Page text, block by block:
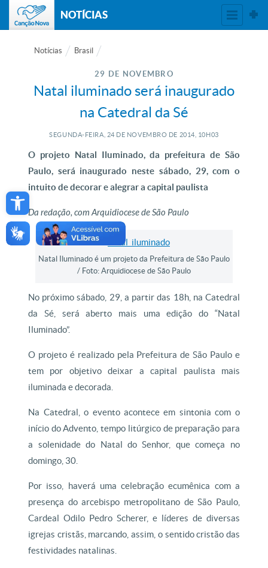
Open toolbar
NOTÍCIAS
Notícias Brasil
29 DE NOVEMBRO
Natal iluminado será inaugurado
na Catedral da Sé
SEGUNDA-FEIRA, 24 DE NOVEMBRO DE 2014, 10H03
O projeto Natal Iluminado, da prefeitura de São
Paulo, será inaugurado neste sábado, 29, com o
intuito de decorar e alegrar a capital paulista
Da redação, com Arquidiocese de São Paulo
Natal Iluminado é um projeto da Prefeitura de São Paulo
/ Foto: Arquidiocese de São Paulo
No próximo sábado, 29, a partir das 18h, na Catedral
da Sé, será aberto mais uma edição do “Natal
Iluminado”.
O projeto é realizado pela Prefeitura de São Paulo e
tem por objetivo deixar a capital paulista mais
iluminada e decorada.
Na Catedral, o evento acontece em sintonia com o
início do Advento, tempo litúrgico de preparação para
a solenidade do Natal do Senhor, que começa no
domingo, 30.
Por isso, haverá uma celebração ecumênica com a
presença do arcebispo metropolitano de São Paulo,
Cardeal Odilo Pedro Scherer, e líderes de diversas
igrejas cristãs, marcando, assim, o sentido cristão das
festividades natalinas.